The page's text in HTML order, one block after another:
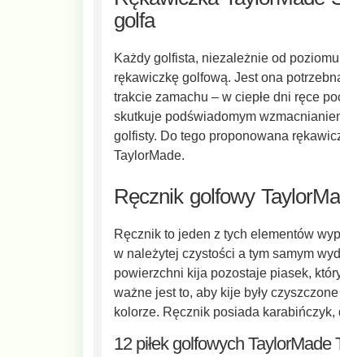
golfa
Każdy golfista, niezależnie od
rękawiczkę golfową. Jest ona
trakcie zamachu – w ciepłe dni ręce
skutkuje podświadomym
golfisty. Do tego proponowana
TaylorMade.
Ręcznik golfowy
Ręcznik to jeden z tych elementów
w należytej czystości a tym samym
powierzchni kija pozostaje piasek,
ważne jest to, aby kije były
kolorze. Ręcznik posiada
12 piłek golfowych TaylorMade